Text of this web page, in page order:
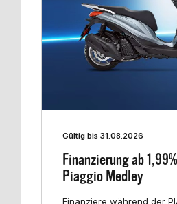
Gültig bis 31.08.2026
Finanzierung ab
Piaggio Medley
Finanziere während der